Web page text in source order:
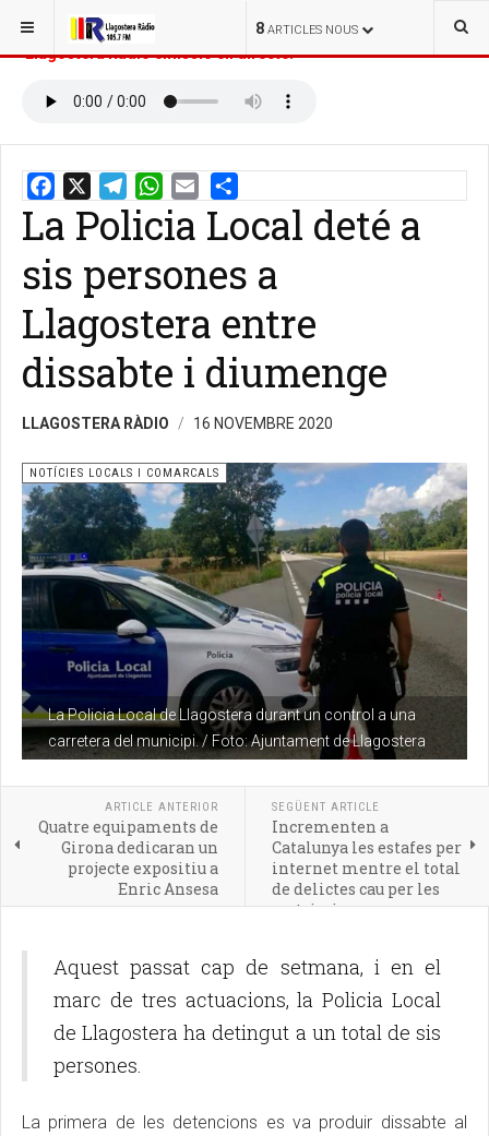
8 ARTICLES NOUS
ESTÀS AQUÍ: INICI
Llagostera Ràdio emissió en directe:
EmailShare
La Policia Local deté a
sis persones a
Llagostera entre
dissabte i diumenge
LLAGOSTERA RÀDIO 16 NOVEMBRE 2020
La Policia Local de Llagostera durant un control a una
carretera del municipi. / Foto: Ajuntament de Llagostera
NOTÍCIES LOCALS I COMARCALS
ARTICLE ANTERIOR
Quatre equipaments de
Girona dedicaran un
projecte expositiu a
Enric Ansesa
SEGÜENT ARTICLE
Incrementen a
Catalunya les estafes per
internet mentre el total
de delictes cau per les
restriccions
Aquest passat cap de setmana, i en el
marc de tres actuacions, la Policia Local
de Llagostera ha detingut a un total de sis
persones.
La primera de les detencions es va produir dissabte al